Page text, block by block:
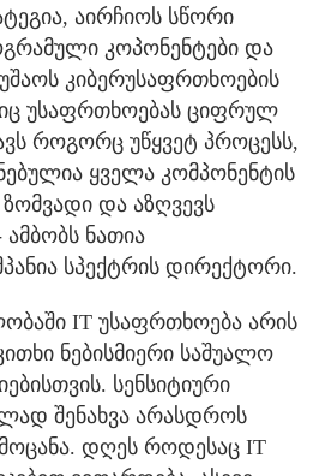
აირჩიოს სწორი
კოპონენტები და
კიბერუსაფრთხოების
უსაფრთხოებას ციფრულ
როგორც უწყვეტ პროცესს,
ყველა კომპონენტის
და აზღვევს
ამბობს ნათია
სპექტრის დირექტორი.
IT უსაფრთხოება არის
ნებისმიერი საშუალო
სენსიტიური
შენახვა არასდროს
დღეს როდესაც IT